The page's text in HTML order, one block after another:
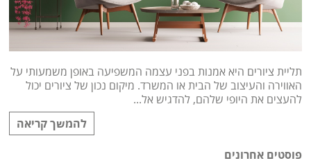
תליית ציורים היא אמנות בפני עצמה המשפיעה באופן משמעותי על
האווירה והעיצוב של הבית או המשרד. מיקום נכון של ציורים יכול
להעצים את היופי שלהם, להדגיש אל...
להמשך קריאה
פוסטים אחרונים